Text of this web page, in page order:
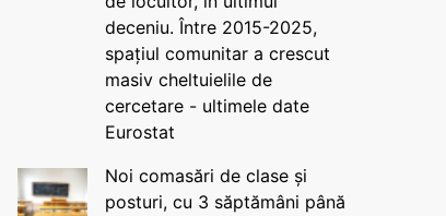
deceniu. Între 2015-2025,
spațiul comunitar a crescut
masiv cheltuielile de
cercetare - ultimele date
Eurostat
Noi comasări de clase și
posturi, cu 3 săptămâni până